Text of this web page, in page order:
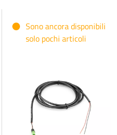
Sono ancora disponibili
solo pochi articoli